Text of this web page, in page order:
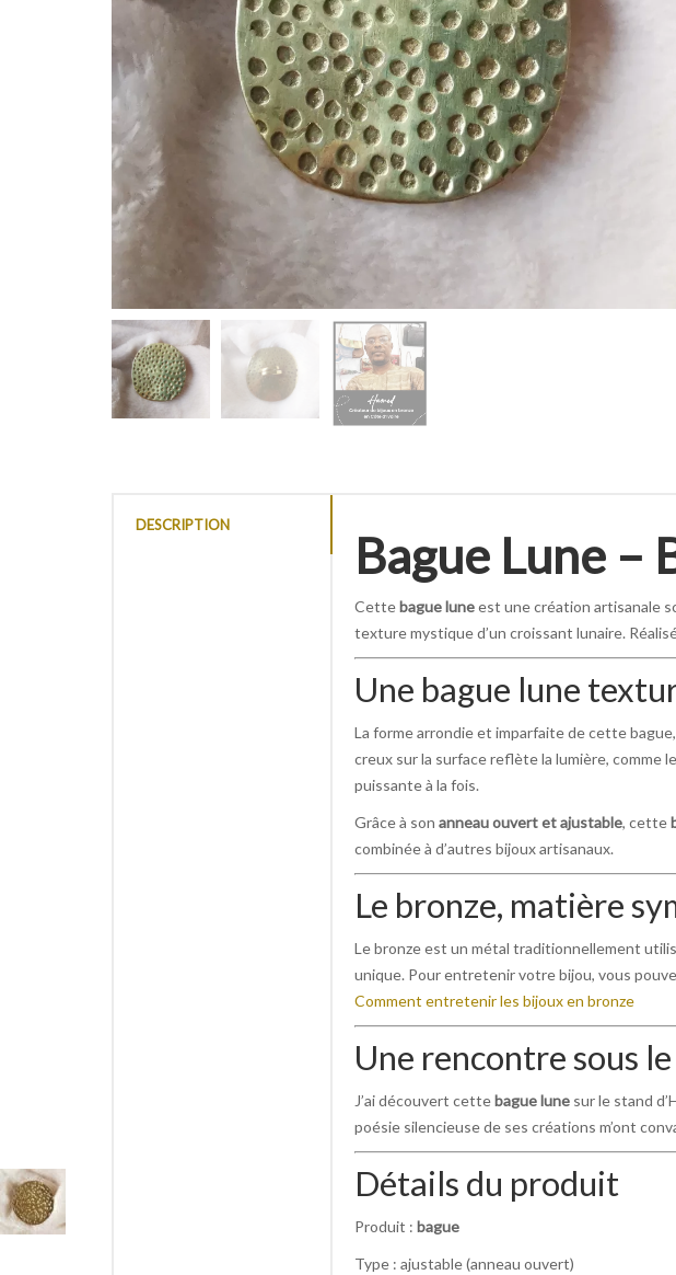
DESCRIPTION
Bague Lune –
Cette bague luneest une création artisanale
texture mystique d’un croissant lunaire.
Une bague lune
La forme arrondie et imparfaite de cette
creux sur la surface reflète la lumière, comme
puissante à la fois.
Grâce à son anneau ouvert et ajustable, cette
combinée à d’autres bijoux artisanaux.
Le bronze, matière
Le bronze est un métal traditionnellement
unique. Pour entretenir votre bijou, vous
Comment entretenir les bijoux en bronze
Une rencontre sous
J’ai découvert cette bague lune sur le stand
poésie silencieuse de ses créations m’ont
Détails du produit
Produit : bague
Type : ajustable (anneau ouvert)